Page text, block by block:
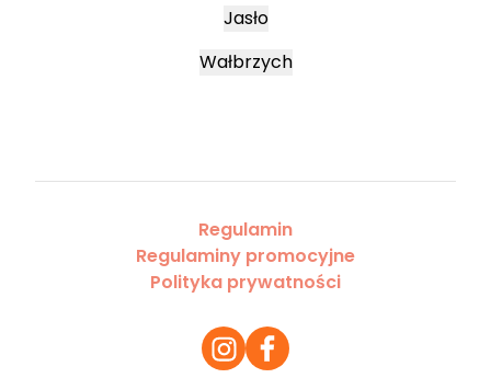
Jasło
Wałbrzych
Regulamin
Regulaminy promocyjne
Polityka prywatności